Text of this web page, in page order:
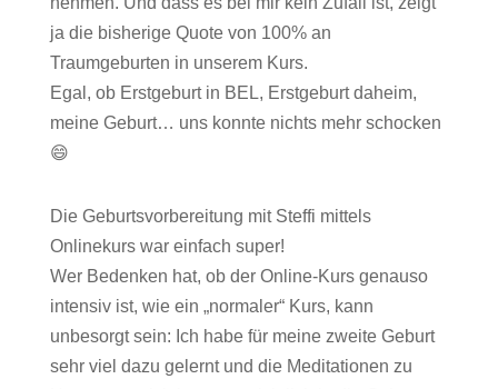
ja die bisherige Quote von 100% an
Traumgeburten in unserem Kurs.
Egal, ob Erstgeburt in BEL, Erstgeburt daheim,
meine Geburt… uns konnte nichts mehr schocken
😄
Die Geburtsvorbereitung mit Steffi mittels
Onlinekurs war einfach super!
Wer Bedenken hat, ob der Online-Kurs genauso
intensiv ist, wie ein „normaler“ Kurs, kann
unbesorgt sein: Ich habe für meine zweite Geburt
sehr viel dazu gelernt und die Meditationen zu